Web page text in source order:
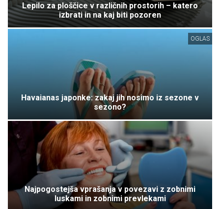
Lepilo za ploščice v različnih prostorih – katero
izbrati in na kaj biti pozoren
OGLAS
Havaianas japonke: zakaj jih nosimo iz sezone v
sezono?
Najpogostejša vprašanja v povezavi z zobnimi
luskami in zobnimi prevlekami